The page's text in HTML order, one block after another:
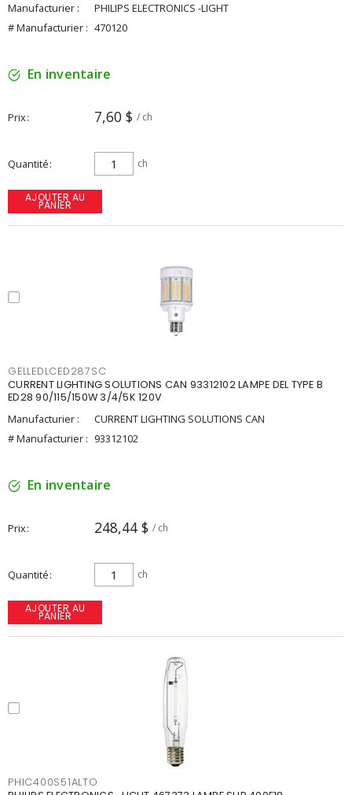
Manufacturier :
PHILIPS ELECTRONICS -LIGHT
# Manufacturier : 470120
En inventaire
Prix 7,60 $ / ch
Quantité ch
AJOUTER AU
PANIER
GELLEDLCED287SC
CURRENT LIGHTING SOLUTIONS CAN 93312102 LAMPE DEL TYPE B
ED28 90/115/150W 3/4/5K 120V
Manufacturier :
CURRENT LIGHTING SOLUTIONS CAN
# Manufacturier : 93312102
En inventaire
Prix 248,44 $ / ch
Quantité ch
AJOUTER AU
PANIER
PHIC400S51ALTO